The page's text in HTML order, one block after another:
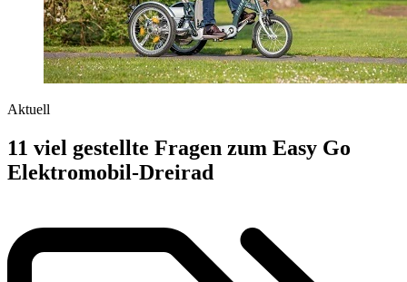
Aktuell
11 viel gestellte Fragen zum Easy Go
Elektromobil-Dreirad